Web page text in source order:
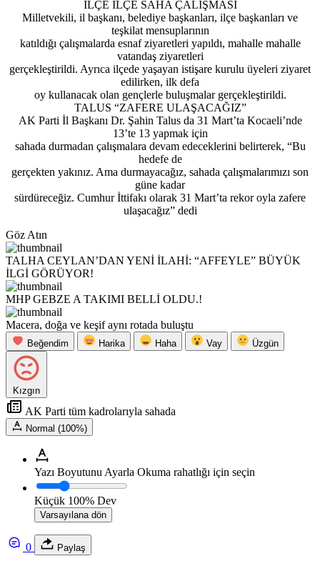
İLÇE İLÇE SAHA ÇALIŞMASI
Milletvekili, il başkanı, belediye başkanları, ilçe başkanları ve
teşkilat mensuplarının
katıldığı çalışmalarda esnaf ziyaretleri yapıldı, mahalle mahalle
vatandaş ziyaretleri
gerçekleştirildi. Ayrıca ilçede yaşayan istişare kurulu üyeleri ziyaret
edilirken, ilk defa
oy kullanacak olan gençlerle buluşmalar gerçekleştirildi.
TALUS “ZAFERE ULAŞACAĞIZ”
AK Parti İl Başkanı Dr. Şahin Talus da 31 Mart’ta Kocaeli’nde
13’te 13 yapmak için
sahada durmadan çalışmalara devam edeceklerini belirterek, “Bu
hedefe de
gerçekten yakınız. Ama durmayacağız, sahada çalışmalarımızı son
güne kadar
sürdüreceğiz. Cumhur İttifakı olarak 31 Mart’ta rekor oyla zafere
ulaşacağız” dedi
Göz Atın
TALHA CEYLAN’DAN YENİ İLAHİ: “AFFEYLE” BÜYÜK
İLGİ GÖRÜYOR!
MHP GEBZE A TAKIMI BELLİ OLDU.!
Macera, doğa ve keşif aynı rotada buluştu
Beğendim Harika Haha Vay Üzgün
Kızgın
AK Parti tüm kadrolarıyla sahada
Normal (100%)
Yazı Boyutunu Ayarla Okuma rahatlığı için seçin
Küçük 100% Dev
Varsayılana dön
0 Paylaş